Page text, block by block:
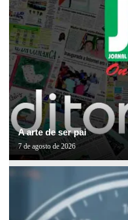
A arte de ser pai
7 de agosto de 2026